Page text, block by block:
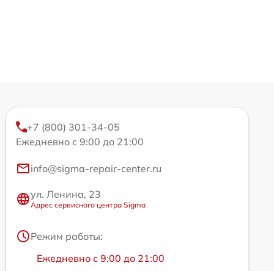
+7 (800) 301-34-05
Ежедневно с 9:00 до 21:00
info@sigma-repair-center.ru
ул. Ленина, 23
Адрес сервисного центра Sigma
Режим работы:
Ежедневно с 9:00 до 21:00